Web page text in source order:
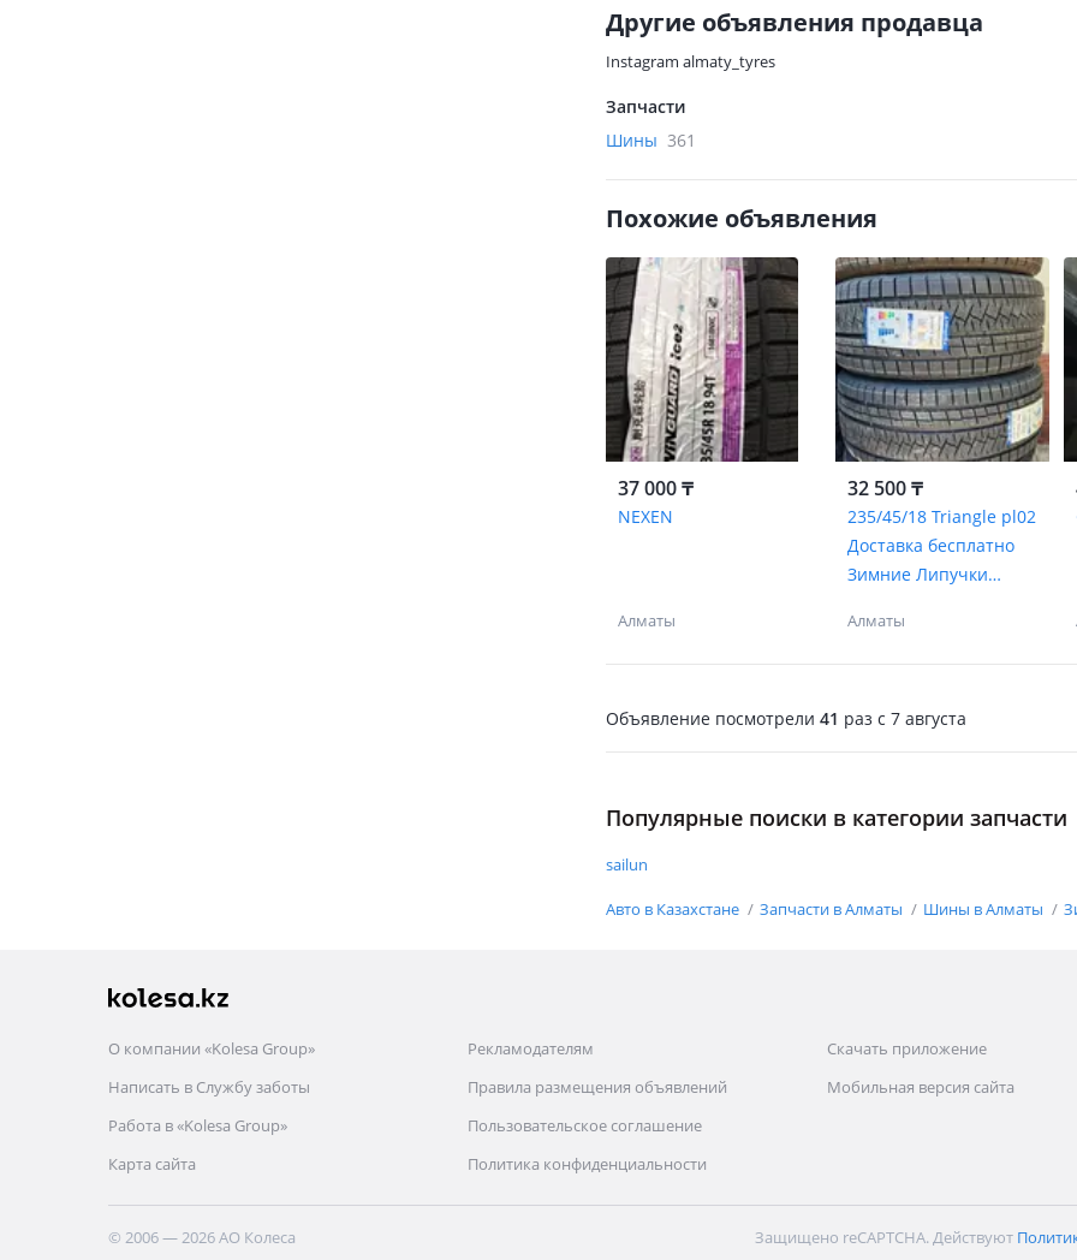
Другие объявления продавца
Instagram almaty_tyres
Запчасти
Шины 361
Похожие объявления
37 000 ₸
NEXEN
Алматы
32 500 ₸
235/45/18 Triangle pl02
Доставка бесплатно
Зимние Липучки
Алматы
Объявление посмотрели 41 раз c 7 августа
Популярные поиски в категории запчасти
sailun
Авто в Казахстане Запчасти в Алматы Шины в Алматы
О компании «Kolesa Group»
Написать в Службу заботы
Работа в «Kolesa Group»
Карта сайта
Рекламодателям
Правила размещения объявлений
Пользовательское соглашение
Политика конфиденциальности
Скачать приложение
Мобильная версия сайта
© 2006 — 2026 АО Колеса Защищено reCAPTCHA. Действуют